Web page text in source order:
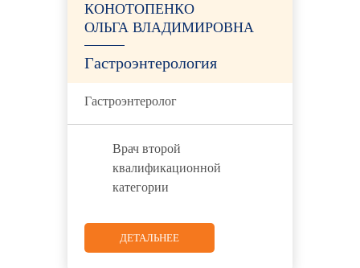
КОНОТОПЕНКО
ОЛЬГА ВЛАДИМИРОВНА
Гастроэнтерология
Гастроэнтеролог
Врач второй
квалификационной
категории
ДЕТАЛЬНЕЕ